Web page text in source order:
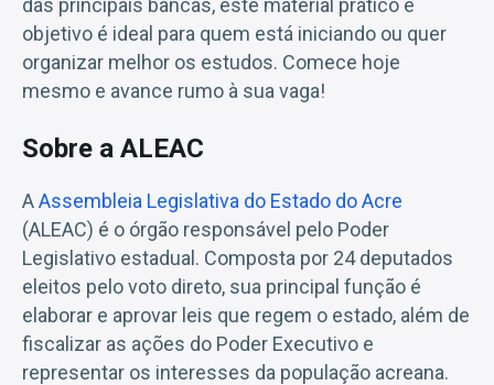
das principais bancas, este material prático e
objetivo é ideal para quem está iniciando ou quer
organizar melhor os estudos. Comece hoje
mesmo e avance rumo à sua vaga!
Sobre a ALEAC
AAssembleia Legislativa do Estado do Acre
(ALEAC) é o órgão responsável pelo Poder
Legislativo estadual. Composta por 24 deputados
eleitos pelo voto direto, sua principal função é
elaborar e aprovar leis que regem o estado, além de
fiscalizar as ações do Poder Executivo e
representar os interesses da população acreana.